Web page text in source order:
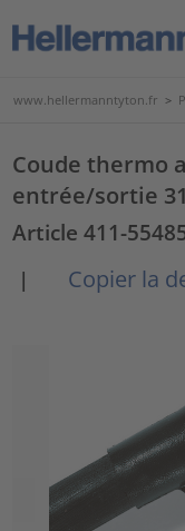
www.hellermanntyton.fr >
Coude thermo
entrée/sortie
Article 411-
|
Copier la